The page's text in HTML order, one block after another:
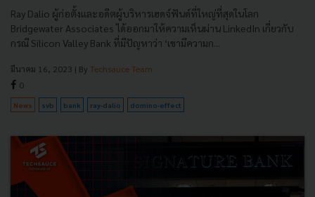
Ray Dalio ผู้ก่อตั้งและอดีตผู้บริหารเฮดจ์ฟันด์ที่ใหญ่ที่สุดในโลก
Bridgewater Associates ได้ออกมาให้ความเห็นผ่าน LinkedIn เกี่ยวกับ
กรณี Silicon Valley Bank ที่มีปัญหาว่า ‘เขามีความก...
มีนาคม 16, 2023 | By Techsauce Team
0
News svb bank ray-dalio domino-effect